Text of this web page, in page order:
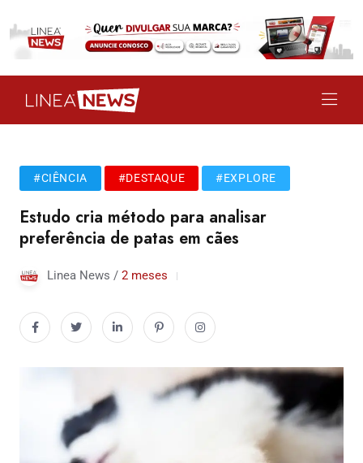
#CIÊNCIA #DESTAQUE #EXPLORE
Estudo cria método para analisar
preferência de patas em cães
Linea News / 2 meses